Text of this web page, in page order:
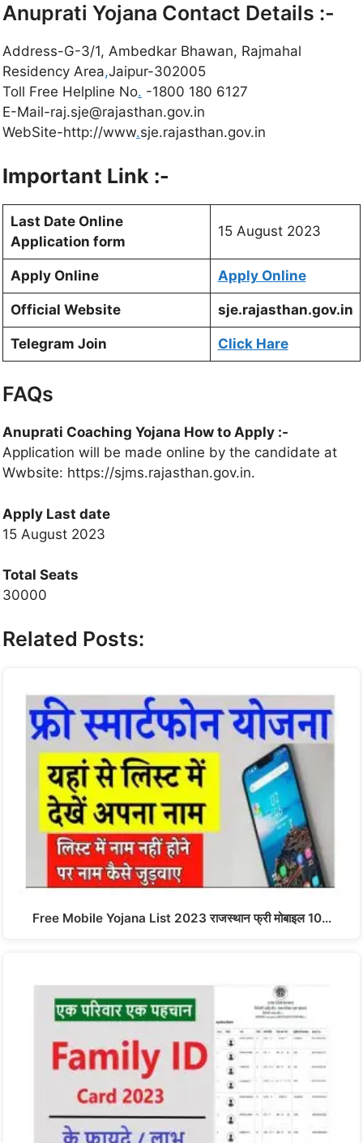
Anuprati Yojana Contact Details :-
Address-G-3/1, Ambedkar Bhawan, Rajmahal
Residency Area,Jaipur-302005
Toll Free Helpline No. -1800 180 6127
E-Mail-raj.sje@rajasthan.gov.in
WebSite-http://www.sje.rajasthan.gov.in
Important Link :-
Last Date Online
Application form
15 August 2023
Apply Online Apply Online
Official Website sje.rajasthan.gov.in
Telegram Join Click Hare
FAQs
Anuprati Coaching Yojana How to Apply :-
Application will be made online by the candidate at
Wwbsite: https://sjms.rajasthan.gov.in.
Apply Last date
15 August 2023
Total Seats
30000
Related Posts:
Free Mobile Yojana List 2023 राजस्थान फ्री मोबाइल 10…